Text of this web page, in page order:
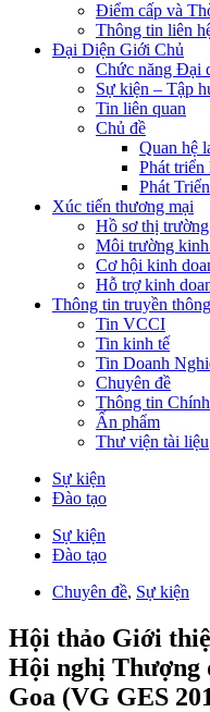
Điểm cấp và
Thông tin liên
Đại Diện Giới Chủ
Chức năng Đại
Sự kiện – Tập
Tin liên quan
Chủ đề
Quan hệ
Phát triển
Phát
Xúc tiến thương mại
Hồ sơ thị trường
Môi trường kinh
Cơ hội kinh
Hỗ trợ kinh
Thông tin truyền thông
Tin VCCI
Tin kinh tế
Tin Doanh
Chuyên đề
Thông tin
Ấn phẩm
Thư viện tài liệu
Sự kiện
Đào tạo
Sự kiện
Đào tạo
Chuyên đề, Sự kiện
Hội thảo Giới
Hội nghị Thượng
Goa (VG GES